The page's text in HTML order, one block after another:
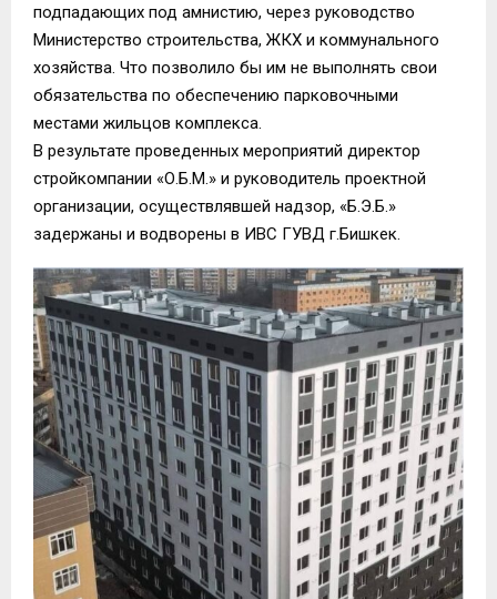
подпадающих под амнистию, через руководство
Министерство строительства, ЖКХ и коммунального
хозяйства. Что позволило бы им не выполнять свои
обязательства по обеспечению парковочными
местами жильцов комплекса.
В результате проведенных мероприятий директор
стройкомпании «О.Б.М.» и руководитель проектной
организации, осуществлявшей надзор, «Б.Э.Б.»
задержаны и водворены в ИВС ГУВД г.Бишкек.